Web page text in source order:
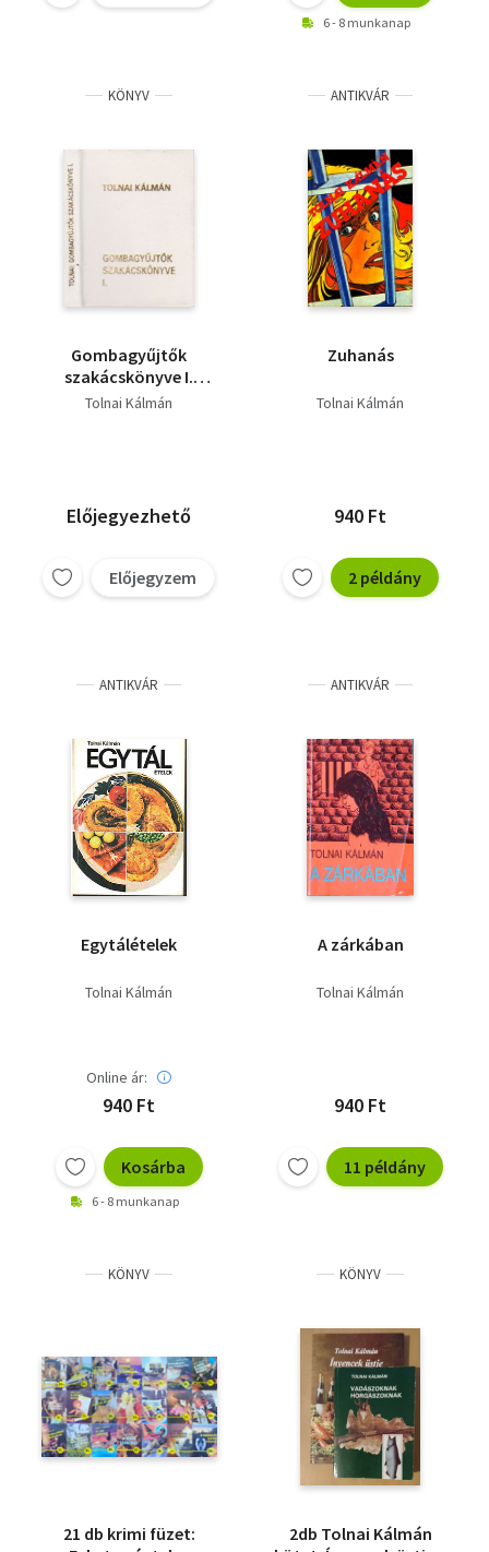
6 - 8 munkanap
KÖNYV
Gombagyűjtők
szakácskönyve I.
(számozott,
Tolnai Kálmán
Előjegyezhető
Előjegyzem
ANTIKVÁR
Zuhanás
Tolnai Kálmán
940 Ft
2 példány
ANTIKVÁR
Egytálételek
Tolnai Kálmán
Online ár:
940 Ft
Kosárba
6 - 8 munkanap
ANTIKVÁR
A zárkában
Tolnai Kálmán
940 Ft
11 példány
KÖNYV
21 db krimi füzet:
KÖNYV
2db Tolnai Kálmán